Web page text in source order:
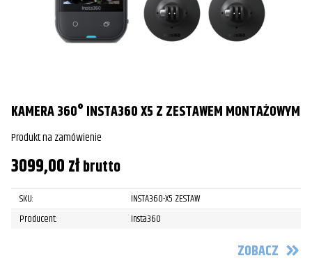
KAMERA 360° INSTA360 X5 Z ZESTAWEM MONTAŻOWYM
Produkt na zamówienie
3099,00złbrutto
SKU:
INSTA360-X5 ZESTAW
Producent:
Insta360
ZOBACZ